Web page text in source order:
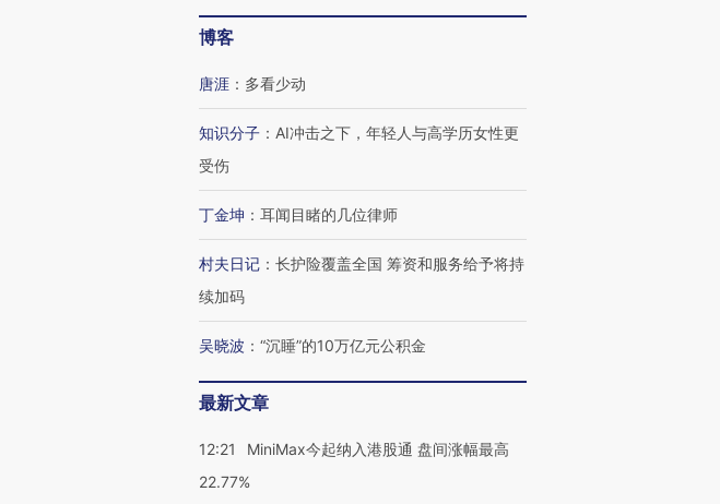
博客
唐涯 ： 多看少动
知识分子 ： AI冲击之下，年轻人与高学历女性更
受伤
丁金坤 ： 耳闻目睹的几位律师
村夫日记 ： 长护险覆盖全国 筹资和服务给予将持
续加码
吴晓波 ： “沉睡”的10万亿元公积金
最新文章
12:21
MiniMax今起纳入港股通 盘间涨幅最高
22.77%